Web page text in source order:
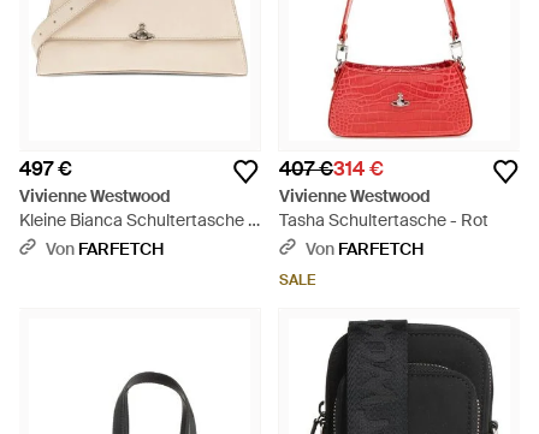
497 €
Vivienne Westwood
Kleine Bianca Schultertasche -
Natur
Von FARFETCH
407 €314 €
Vivienne Westwood
Tasha Schultertasche - Rot
Von FARFETCH
SALE